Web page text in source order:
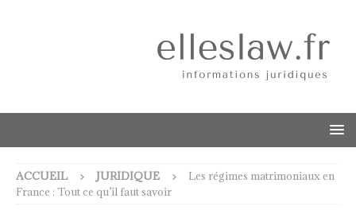
ACCUEIL JURIDIQUE
Les régimes matrimoniaux en
France : Tout ce qu’il faut savoir